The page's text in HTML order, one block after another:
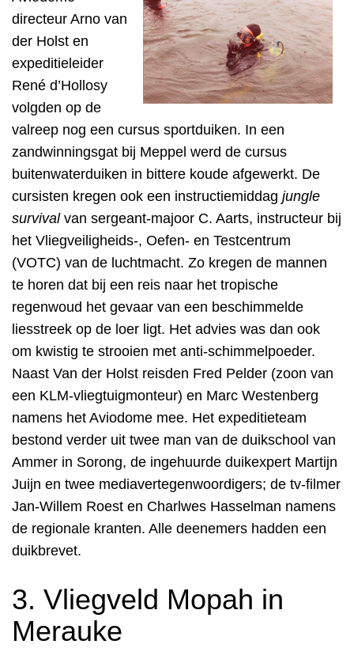
directeur Arno van
der Holst en
expeditieleider
René d’Hollosy
volgden op de
valreep nog een cursus sportduiken. In een
zandwinningsgat bij Meppel werd de cursus
buitenwaterduiken in bittere koude afgewerkt. De
cursisten kregen ook een instructiemiddag jungle
survivalvan sergeant-majoor C. Aarts, instructeur bij
het Vliegveiligheids-, Oefen- en Testcentrum
(VOTC) van de luchtmacht. Zo kregen de mannen
te horen dat bij een reis naar het tropische
regenwoud het gevaar van een beschimmelde
liesstreek op de loer ligt. Het advies was dan ook
om kwistig te strooien met anti-schimmelpoeder.
Naast Van der Holst reisden Fred Pelder (zoon van
een KLM-vliegtuigmonteur) en Marc Westenberg
namens het Aviodome mee. Het expeditieteam
bestond verder uit twee man van de duikschool van
Ammer in Sorong, de ingehuurde duikexpert Martijn
Juijn en twee mediavertegenwoordigers; de tv-filmer
Jan-Willem Roest en Charlwes Hasselman namens
de regionale kranten. Alle deenemers hadden een
duikbrevet.
3. Vliegveld Mopah in
Merauke